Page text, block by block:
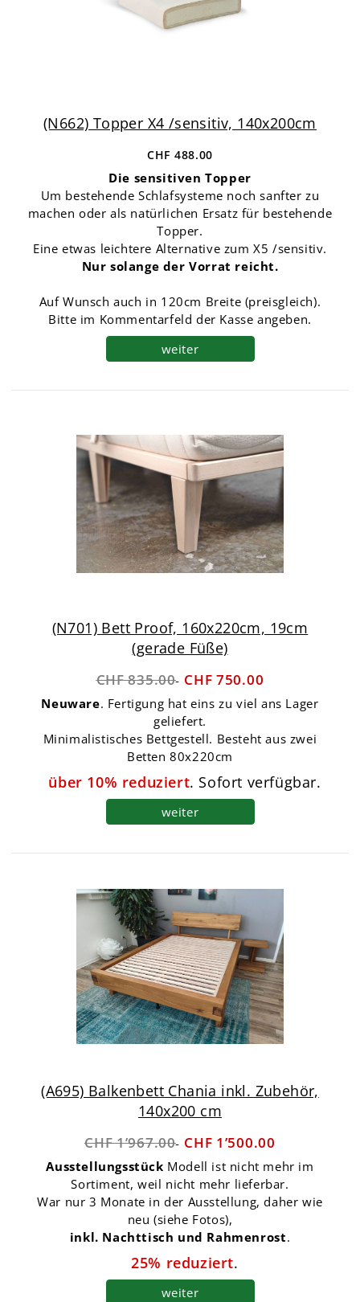
(N662) Topper X4 /sensitiv, 140x200cm
CHF 488.00
Die sensitiven Topper
Um bestehende Schlafsysteme noch sanfter zu
machen oder als natürlichen Ersatz für bestehende
Topper.
Eine etwas leichtere Alternative zum X5 /sensitiv.
Nur solange der Vorrat reicht.
Auf Wunsch auch in 120cm Breite (preisgleich).
Bitte im Kommentarfeld der Kasse angeben.
weiter
(N701) Bett Proof, 160x220cm, 19cm
(gerade Füße)
CHF 835.00 CHF 750.00
Neuware. Fertigung hat eins zu viel ans Lager
geliefert.
Minimalistisches Bettgestell. Besteht aus zwei
Betten 80x220cm
über 10% reduziert. Sofort verfügbar.
weiter
(A695) Balkenbett Chania inkl. Zubehör,
140x200 cm
CHF 1’967.00 CHF 1’500.00
Ausstellungsstück Modell ist nicht mehr im
Sortiment, weil nicht mehr lieferbar.
War nur 3 Monate in der Ausstellung, daher wie
neu (siehe Fotos),
inkl. Nachttisch und Rahmenrost.
25% reduziert.
weiter